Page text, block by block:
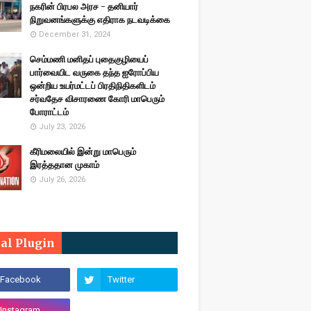
நகரின் பிரபல அரச - தனியார்
நிறுவனங்களுக்கு எதிராக நடவடிக்கை
December 31, 2024
செம்மணி மனிதப் புதைகுழியைப்
பார்வையிட வருகை தந்த ஐரோப்பிய
ஒன்றிய உயர்மட்டப் பிரதிநிதிகளிடம்
சர்வதேச விசாரணை கோரி மாபெரும்
போராட்டம்
July 23, 2026
கீரிமலையில் இன்று மாபெரும்
இரத்ததான முகாம்
July 26, 2026
Plugin